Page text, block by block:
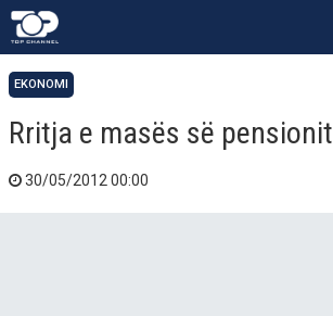
EKONOMI
Rritja e masës së pensionit
30/05/2012 00:00